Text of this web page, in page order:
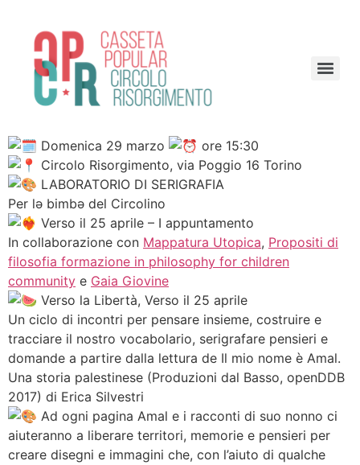
Domenica 29 marzo
ore 15:30
Circolo Risorgimento, via Poggio 16 Torino
LABORATORIO DI SERIGRAFIA
Per lə bimbə del Circolino
Verso il 25 aprile – I appuntamento
In collaborazione con Mappatura Utopica, Propositi di
filosofia formazione in philosophy for children
community e Gaia Giovine
Verso la Libertà, Verso il 25 aprile
Un ciclo di incontri per pensare insieme, costruire e
tracciare il nostro vocabolario, serigrafare pensieri e
domande a partire dalla lettura de Il mio nome è Amal.
Una storia palestinese (Produzioni dal Basso, openDDB
2017) di Erica Silvestri
Ad ogni pagina Amal e i racconti di suo nonno ci
aiuteranno a liberare territori, memorie e pensieri per
creare disegni e immagini che, con l’aiuto di qualche